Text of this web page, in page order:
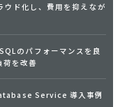
ウド化し、費用を抑えなが
のパフォーマンスを良
荷を改善
Service 導入事例